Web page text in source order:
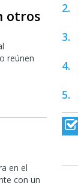
otros
reúnen
en el
con un